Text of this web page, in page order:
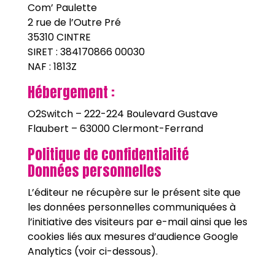
Com’ Paulette
2 rue de l’Outre Pré
35310 CINTRE
SIRET : 384170866 00030
NAF : 1813Z
Hébergement :
O2Switch – 222-224 Boulevard Gustave
Flaubert – 63000 Clermont-Ferrand
Politique de confidentialité
Données personnelles
L’éditeur ne récupère sur le présent site que
les données personnelles communiquées à
l’initiative des visiteurs par e-mail ainsi que les
cookies liés aux mesures d’audience Google
Analytics (voir ci-dessous).